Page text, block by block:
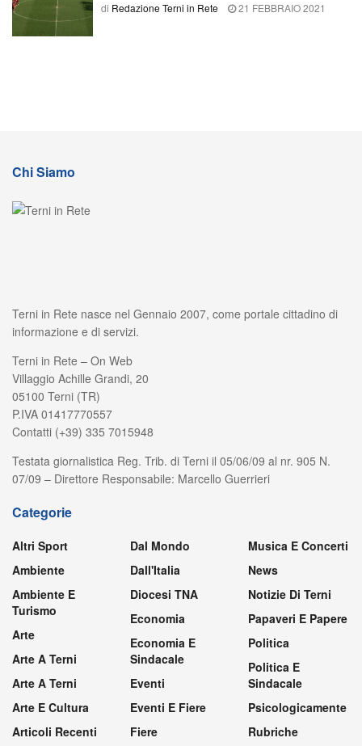
di Redazione Terni in Rete 21 FEBBRAIO 2021
Chi Siamo
Terni in Rete nasce nel Gennaio 2007, come portale cittadino di
informazione e di servizi.
Terni in Rete – On Web
Villaggio Achille Grandi, 20
05100 Terni (TR)
P.IVA 01417770557
Contatti (+39) 335 7015948
Testata giornalistica Reg. Trib. di Terni il 05/06/09 al nr. 905 N.
07/09 – Direttore Responsabile: Marcello Guerrieri
Categorie
Altri Sport
Ambiente
Ambiente E
Turismo
Arte
Arte A Terni
Arte A Terni
Arte E Cultura
Articoli Recenti
Dal Mondo
Dall'Italia
Diocesi TNA
Economia
Economia E
Sindacale
Eventi
Eventi E Fiere
Fiere
Musica E Concerti
News
Notizie Di Terni
Papaveri E Papere
Politica
Politica E
Sindacale
Psicologicamente
Rubriche